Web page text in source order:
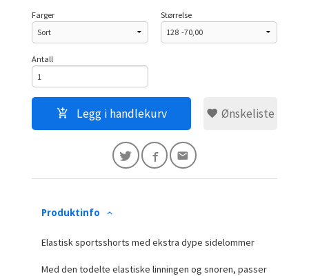
Farger Størrelse
Antall
Legg i handlekurv Ønskeliste
Produktinfo
Elastisk sportsshorts med ekstra dype sidelommer
Med den todelte elastiske linningen og snoren, passer